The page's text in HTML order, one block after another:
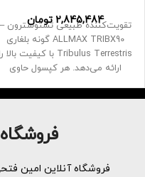
2,845,484 تومان
تقویت‌کننده طبیعی تستوسترون –
ALLMAX TRIBX90 گونه بلغاری
Tribulus Terrestris با کیفیت بالا را
ارائه می‌دهد. هر کپسول حاوی
فروشگاه آنلاین امین